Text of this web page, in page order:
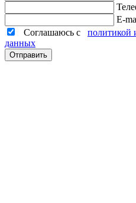
E-
Соглашаюсь с политикой
данных
Отправить